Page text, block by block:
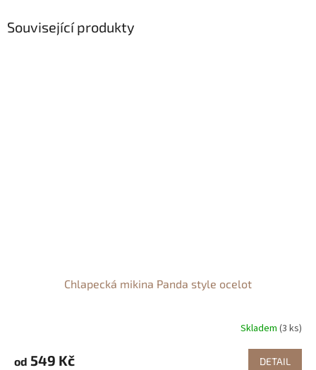
Související produkty
Chlapecká mikina Panda style ocelot
Skladem (3 ks)
od 549 Kč DETAIL